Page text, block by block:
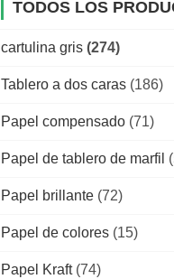
TODOS LOS
cartulina gris (274)
Tablero a dos caras (186)
Papel compensado (71)
Papel de tablero de marfil
Papel brillante (72)
Papel de colores (15)
Papel Kraft (74)